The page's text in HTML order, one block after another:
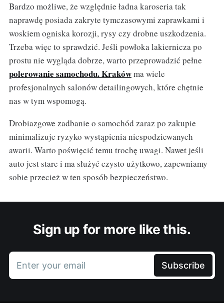
Bardzo możliwe, że względnie ładna karoseria tak
naprawdę posiada zakryte tymczasowymi zaprawkami i
woskiem ogniska korozji, rysy czy drobne uszkodzenia.
Trzeba więc to sprawdzić. Jeśli powłoka lakiernicza po
prostu nie wygląda dobrze, warto przeprowadzić pełne
polerowanie samochodu. Krakówma wiele
profesjonalnych salonów detailingowych, które chętnie
nas w tym wspomogą.
Drobiazgowe zadbanie o samochód zaraz po zakupie
minimalizuje ryzyko wystąpienia niespodziewanych
awarii. Warto poświęcić temu trochę uwagi. Nawet jeśli
auto jest stare i ma służyć czysto użytkowo, zapewniamy
sobie przecież w ten sposób bezpieczeństwo.
Sign up for more like this.
Enter your email Subscribe